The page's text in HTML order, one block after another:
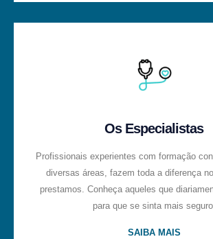
Os Especialistas
Profissionais experientes com formação
diversas áreas, fazem toda a diferença
prestamos. Conheça aqueles que
para que se sinta mais
SAIBA MAIS